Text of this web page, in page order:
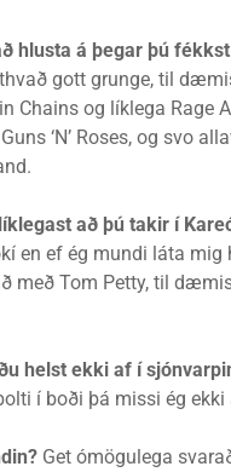
hlusta á þegar þú
gott grunge, til
Chains og líklega Rage
‘N’ Roses, og svo
að þú takir í
en ef ég mundi láta mig
með Tom Petty, til
helst ekki af í
í boði þá missi ég ekki
Get ómögulega